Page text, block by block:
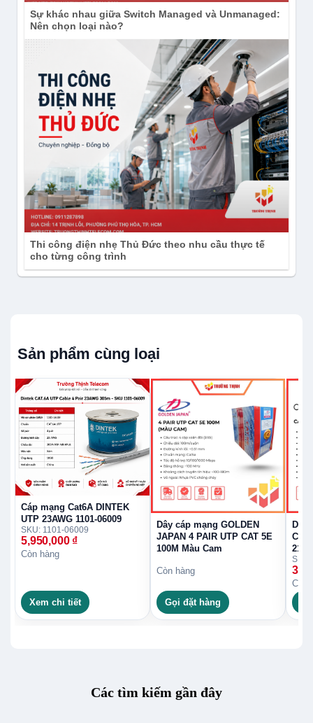
Sự khác nhau giữa Switch Managed và Unmanaged:
Nên chọn loại nào?
Thi công điện nhẹ Thủ Đức theo nhu cầu thực tế
cho từng công trình
Sản phẩm cùng loại
Cáp mạng Cat6A DINTEK
UTP 23AWG 1101-06009
SKU: 1101-06009
5,950,000 ₫
Còn hàng
Xem chi tiết
Dây cáp mạng GOLDEN
JAPAN 4 PAIR UTP CAT 5E
100M Màu Cam
Còn hàng
Gọi đặt hàng
Dây
Còn
Các tìm kiếm gần đây